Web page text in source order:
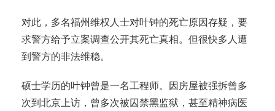
对此，多名福州维权人士对叶钟的死亡原因存疑，要
求警方给予立案调查公开其死亡真相。但很快多人遭
到警方的非法维稳。
硕士学历的叶钟曾是一名工程师。因房屋被强拆曾多
次到北京上访，曾多次被囚禁黑监狱，甚至精神病医